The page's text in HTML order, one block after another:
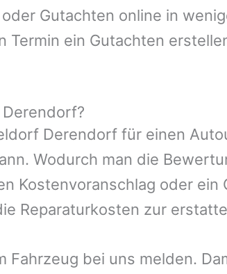
Gutachten online in
Termin ein Gutachten
Derendorf für einen
Wodurch man die
Kostenvoranschlag oder
Reparaturkosten zur
bei uns melden.